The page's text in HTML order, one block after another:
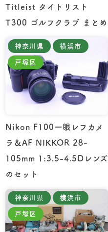
Titleist タイトリスト
T300 ゴルフクラブ まとめ
神奈川県 横浜市
戸塚区
Nikon F100一眼レフカメ
ラ＆AF NIKKOR 28-
105mm 1:3.5-4.5Dレンズ
のセット
神奈川県 横浜市
戸塚区